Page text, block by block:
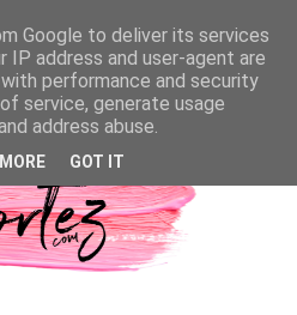
Google to deliver its services
IP address and user-agent are
performance and security
service, generate usage
address abuse.
GOT IT